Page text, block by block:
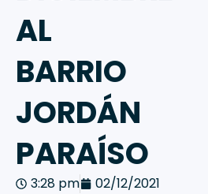
AL
BARRIO
JORDÁN
PARAÍSO
3:28 pm 02/12/2021